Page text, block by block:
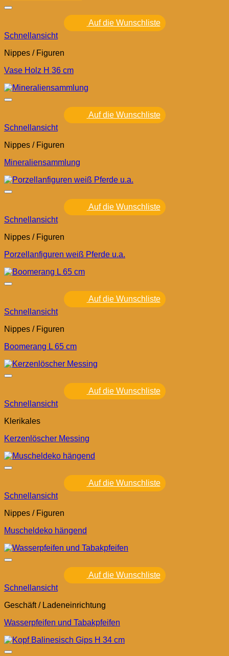
Auf die Wunschliste
Schnellansicht
Nippes / Figuren
Vase Holz H 36 cm
Auf die Wunschliste
Schnellansicht
Nippes / Figuren
Mineraliensammlung
Auf die Wunschliste
Schnellansicht
Nippes / Figuren
Porzellanfiguren weiß Pferde u.a.
Auf die Wunschliste
Schnellansicht
Nippes / Figuren
Boomerang L 65 cm
Auf die Wunschliste
Schnellansicht
Klerikales
Kerzenlöscher Messing
Auf die Wunschliste
Schnellansicht
Nippes / Figuren
Muscheldeko hängend
Auf die Wunschliste
Schnellansicht
Geschäft / Ladeneinrichtung
Wasserpfeifen und Tabakpfeifen